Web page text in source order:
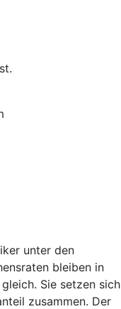
unter den
bleiben in
Sie setzen sich
zusammen. Der